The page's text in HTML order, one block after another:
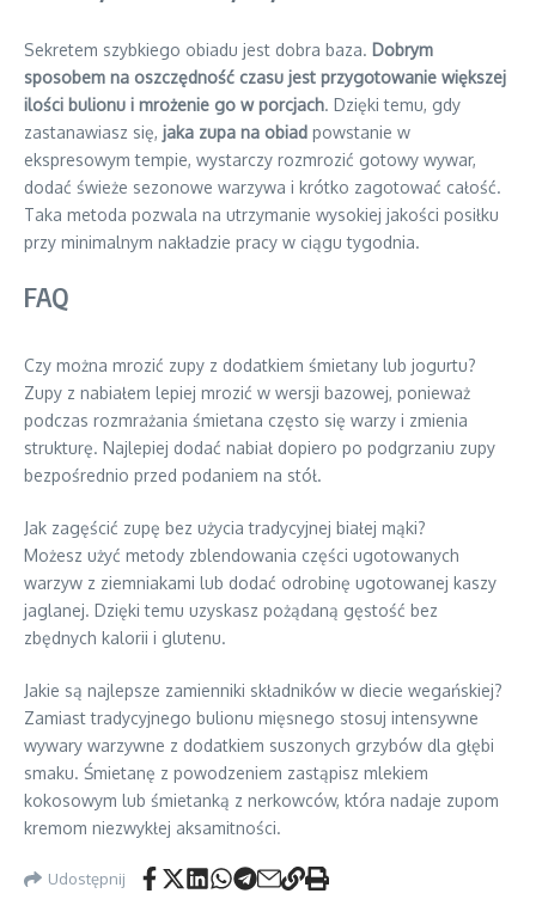
Sekretem szybkiego obiadu jest dobra baza. Dobrym
sposobem na oszczędność czasu jest przygotowanie większej
ilości bulionu i mrożenie go w porcjach. Dzięki temu, gdy
zastanawiasz się, jaka zupa na obiad powstanie w
ekspresowym tempie, wystarczy rozmrozić gotowy wywar,
dodać świeże sezonowe warzywa i krótko zagotować całość.
Taka metoda pozwala na utrzymanie wysokiej jakości posiłku
przy minimalnym nakładzie pracy w ciągu tygodnia.
FAQ
Czy można mrozić zupy z dodatkiem śmietany lub jogurtu?
Zupy z nabiałem lepiej mrozić w wersji bazowej, ponieważ
podczas rozmrażania śmietana często się warzy i zmienia
strukturę. Najlepiej dodać nabiał dopiero po podgrzaniu zupy
bezpośrednio przed podaniem na stół.
Jak zagęścić zupę bez użycia tradycyjnej białej mąki?
Możesz użyć metody zblendowania części ugotowanych
warzyw z ziemniakami lub dodać odrobinę ugotowanej kaszy
jaglanej. Dzięki temu uzyskasz pożądaną gęstość bez
zbędnych kalorii i glutenu.
Jakie są najlepsze zamienniki składników w diecie wegańskiej?
Zamiast tradycyjnego bulionu mięsnego stosuj intensywne
wywary warzywne z dodatkiem suszonych grzybów dla głębi
smaku. Śmietanę z powodzeniem zastąpisz mlekiem
kokosowym lub śmietanką z nerkowców, która nadaje zupom
kremom niezwykłej aksamitności.
Udostępnij